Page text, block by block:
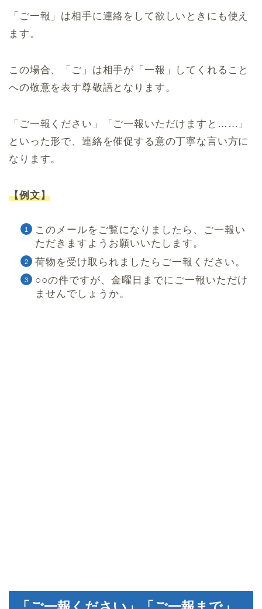
「ご一報」は相手に連絡をして欲しいときにも使え
ます。
この場合、「ご」は相手が「一報」してくれること
への敬意を表す尊敬語となります。
「ご一報ください」「ご一報いただけますと……」
といった形で、連絡を催促する意の丁寧な言い方に
なります。
【例文】
このメールをご覧になりましたら、ご一報い
ただきますようお願いいたします。
荷物を受け取られましたらご一報ください。
○○の件ですが、金曜日までにご一報いただけ
ませんでしょうか。